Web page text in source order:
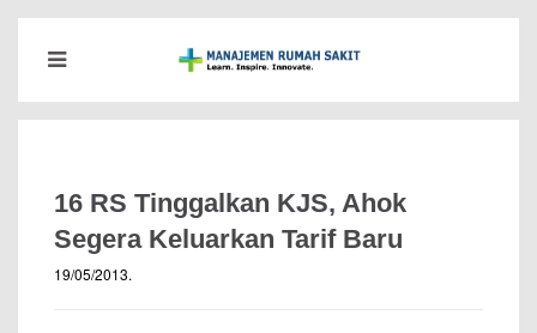
16 RS Tinggalkan KJS, Ahok
Segera Keluarkan Tarif Baru
19/05/2013.